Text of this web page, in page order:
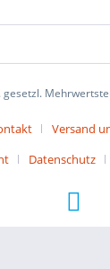
gesetzl.
Versand
Datenschutz